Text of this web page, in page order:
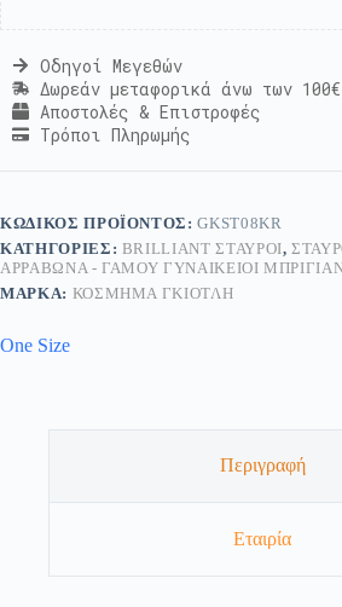
Οδηγοί Μεγεθών
Δωρεάν μεταφορικά άνω των 100€
Αποστολές & Επιστροφές
Τρόποι Πληρωμής
ΚΩΔΙΚΌΣ ΠΡΟΪΌΝΤΟΣ:GKST08ΚR
ΚΑΤΗΓΟΡΊΕΣ: BRILLIANT ΣΤΑΥΡΟΊ,
ΑΡΡΑΒΏΝΑ - ΓΆΜΟΥ ΓΥΝΑΙΚΕΊΟΙ
ΜΆΡΚΑ: ΚΟΣΜΗΜΑ ΓΚΙΟΤΛΗ
One Size
Περιγραφή
Εταιρία